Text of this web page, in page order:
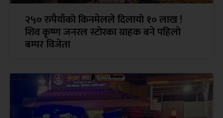
२५० रुपैयाँको किनमेलले दिलायो १० लाख !
शिव कृष्ण जनरल स्टोरका ग्राहक बने पहिलो
बम्पर विजेता